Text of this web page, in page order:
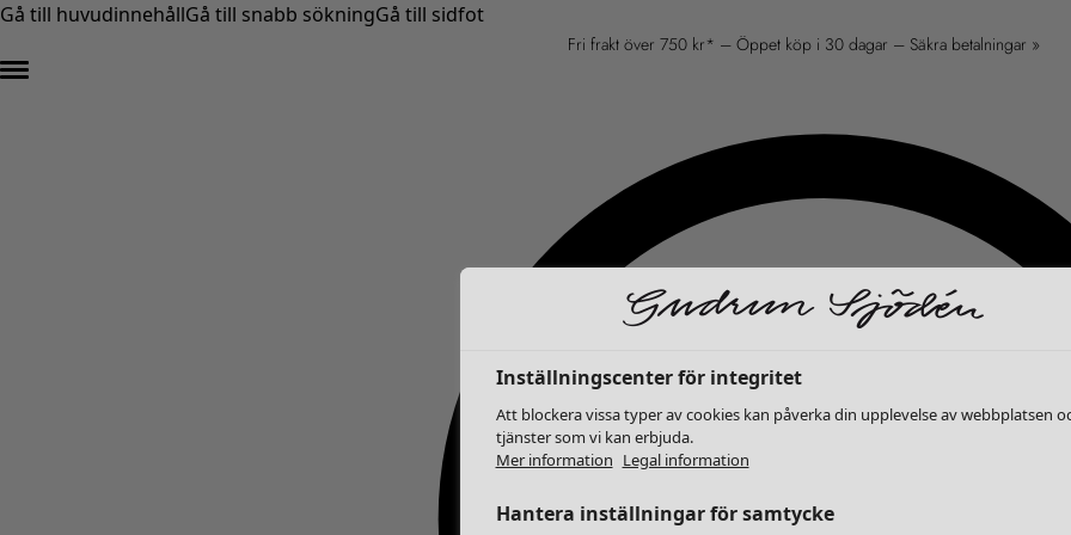
Gå till huvudinnehållGå till snabb sökningGå till sidfot
Fri frakt över 750 kr* – Öppet köp i 30 dagar – Säkra betalningar »
Inställningscenter för integritet
Att blockera vissa typer av cookies kan påverka din upplevelse av webbplatsen
tjänster som vi kan erbjuda.
Mer information Legal information
Hantera inställningar för samtycke